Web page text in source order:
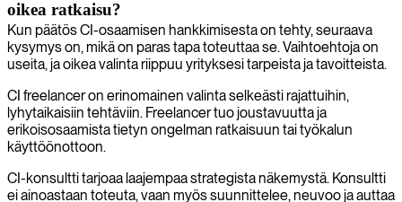
oikea ratkaisu?
Kun päätös CI-osaamisen hankkimisesta on tehty, seuraava
kysymys on, mikä on paras tapa toteuttaa se. Vaihtoehtoja on
useita, ja oikea valinta riippuu yrityksesi tarpeista ja tavoitteista.
CI freelancer on erinomainen valinta selkeästi rajattuihin,
lyhytaikaisiin tehtäviin. Freelancer tuo joustavuutta ja
erikoisosaamista tietyn ongelman ratkaisuun tai työkalun
käyttöönottoon.
CI-konsultti tarjoaa laajempaa strategista näkemystä. Konsultti
ei ainoastaan toteuta, vaan myös suunnittelee, neuvoo ja auttaa